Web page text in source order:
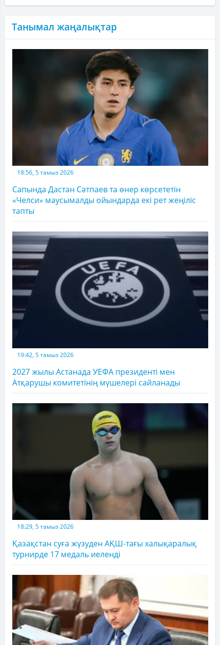
Танымал жаңалықтар
18:56, 5 тамыз 2026
Сапында Дастан Сәтпаев та өнер көрсететін
«Челси» маусымалды ойындарда екі рет жеңіліс
тапты
19:42, 5 тамыз 2026
2027 жылы Астанада УЕФА президенті мен
Атқарушы комитетінің мүшелері сайланады
18:29, 5 тамыз 2026
Қазақстан суға жүзуден АҚШ-тағы халықаралық
турнирде 17 медаль иеленді